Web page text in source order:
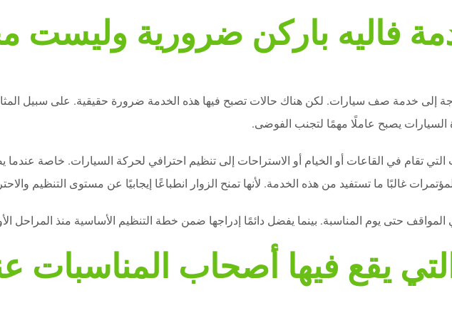
فاليه باركن ضرورية وليست
إلى خدمة صف سيارات. لكن هناك حالات تصبح فيها هذه الخدمة ضرورة حقيقية. على سبيل
يصبح عاملًا مهمًا لتجنب الفوضى.
تقام في القاعات أو الخيام أو الاستراحات إلى تنظيم احترافي لحركة السيارات. خاصة
غالبًا ما تستفيد من هذه الخدمة. لأنها تمنح الزوار انطباعًا إيجابيًا عن مستوى التنظيم
المواقف حتى يوم المناسبة. بينما يفضل دائمًا إدراجها ضمن خطة التنظيم الأساسية منذ المراحل
يقع فيها أصحاب المناسبات